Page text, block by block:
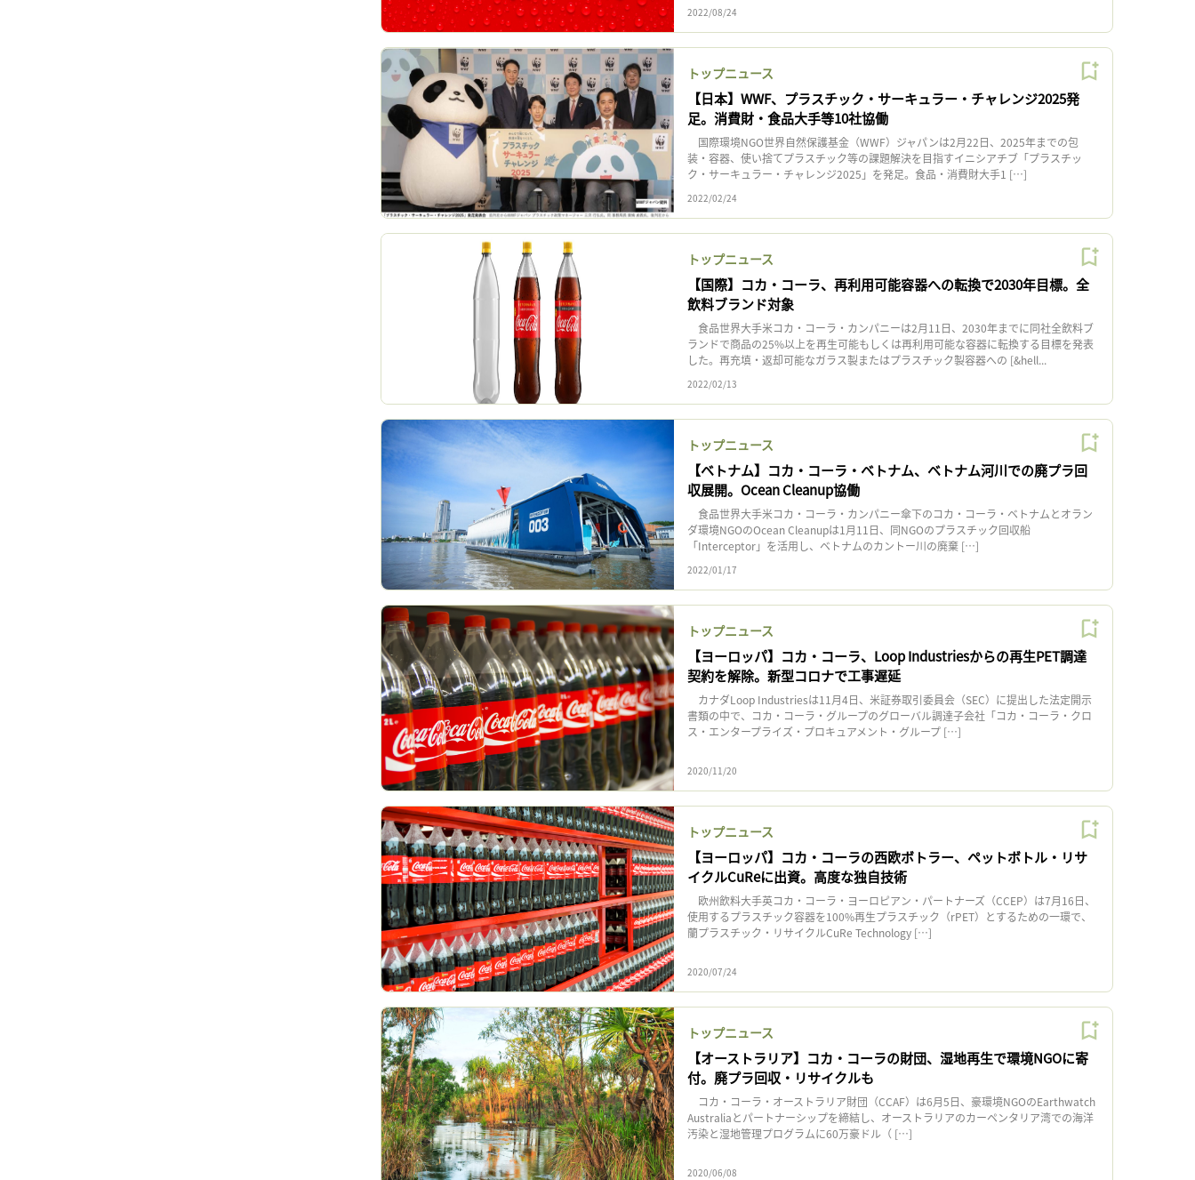
2022/08/24
トップニュース
【日本】WWF、プラスチック・サーキュラー・チャレンジ2025発
足。消費財・食品大手等10社協働
国際環境NGO世界自然保護基金（WWF）ジャパンは2月22日、2025年までの包
装・容器、使い捨てプラスチック等の課題解決を目指すイニシアチブ「プラスチッ
ク・サーキュラー・チャレンジ2025」を発足。食品・消費財大手1 […]
2022/02/24
トップニュース
【国際】コカ・コーラ、再利用可能容器への転換で2030年目標。全
飲料ブランド対象
食品世界大手米コカ・コーラ・カンパニーは2月11日、2030年までに同社全飲料ブ
ランドで商品の25%以上を再生可能もしくは再利用可能な容器に転換する目標を発表
した。再充填・返却可能なガラス製またはプラスチック製容器への [&hell...
2022/02/13
トップニュース
【ベトナム】コカ・コーラ・ベトナム、ベトナム河川での廃プラ回
収展開。Ocean Cleanup協働
食品世界大手米コカ・コーラ・カンパニー傘下のコカ・コーラ・ベトナムとオラン
ダ環境NGOのOcean Cleanupは1月11日、同NGOのプラスチック回収船
「Interceptor」を活用し、ベトナムのカントー川の廃棄 […]
2022/01/17
トップニュース
【ヨーロッパ】コカ・コーラ、Loop Industriesからの再生PET調達
契約を解除。新型コロナで工事遅延
カナダLoop Industriesは11月4日、米証券取引委員会（SEC）に提出した法定開示
書類の中で、コカ・コーラ・グループのグローバル調達子会社「コカ・コーラ・クロ
ス・エンタープライズ・プロキュアメント・グループ […]
2020/11/20
トップニュース
【ヨーロッパ】コカ・コーラの西欧ボトラー、ペットボトル・リサ
イクルCuReに出資。高度な独自技術
欧州飲料大手英コカ・コーラ・ヨーロピアン・パートナーズ（CCEP）は7月16日、
使用するプラスチック容器を100%再生プラスチック（rPET）とするための一環で、
蘭プラスチック・リサイクルCuRe Technology […]
2020/07/24
トップニュース
【オーストラリア】コカ・コーラの財団、湿地再生で環境NGOに寄
付。廃プラ回収・リサイクルも
コカ・コーラ・オーストラリア財団（CCAF）は6月5日、豪環境NGOのEarthwatch
Australiaとパートナーシップを締結し、オーストラリアのカーペンタリア湾での海洋
汚染と湿地管理プログラムに60万豪ドル（ […]
2020/06/08
記事をお気に入りに保存するには
ログインが必要です
ログイン 会員登録